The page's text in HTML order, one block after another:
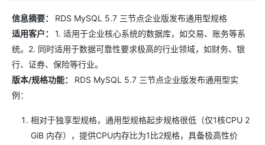
信息摘要： RDS MySQL 5.7 三节点企业版发布通用型规格
适用客户： 1. 适用于企业核心系统的数据库，如交易、账务等系
统。2. 同时适用于数据可靠性要求极高的行业领域，如财务、银
行、证券、保险等行业。
版本/规格功能： RDS MySQL 5.7 三节点企业版发布通用型实
例：
相对于独享型规格，通用型规格起步规格很低（仅1核CPU 2
GiB 内存），提供CPU内存比为1比2规格，具备极高性价